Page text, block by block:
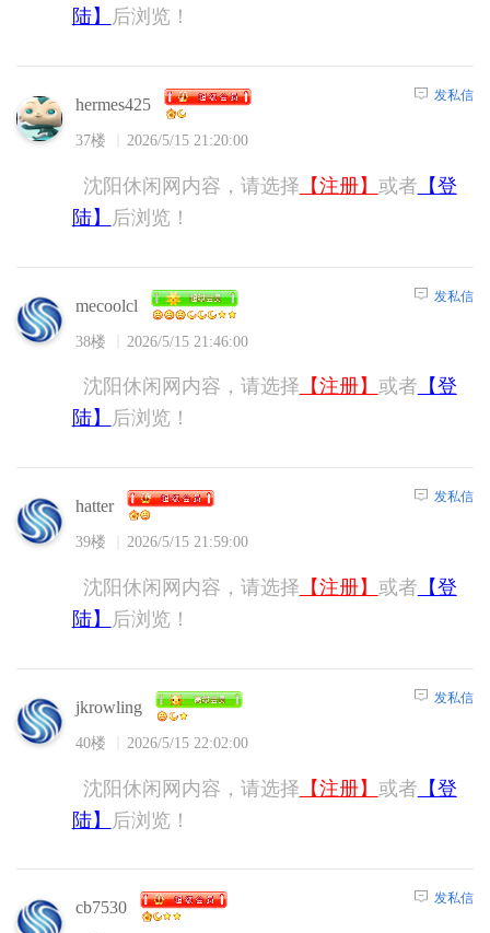
陆】 后浏览！
hermes425
37楼 2026/5/15 21:20:00
发私信
沈阳休闲网内容，请选择 【注册】 或者 【登
陆】
后浏览！
mecoolcl
38楼 2026/5/15 21:46:00
发私信
沈阳休闲网内容，请选择 【注册】 或者 【登
陆】
后浏览！
hatter
39楼 2026/5/15 21:59:00
发私信
沈阳休闲网内容，请选择 【注册】 或者 【登
陆】
后浏览！
jkrowling
40楼 2026/5/15 22:02:00
发私信
沈阳休闲网内容，请选择 【注册】 或者 【登
陆】
后浏览！
cb7530 发私信